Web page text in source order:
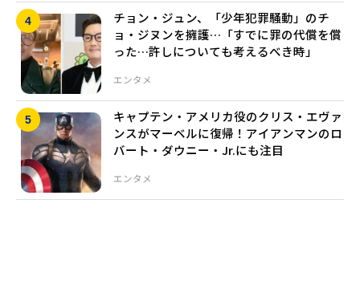
エンタメ
チョン・ジュン、「少年犯罪騒動」のチ
ョ・ジヌンを擁護…「すでに罪の代償を償
った…許しについても考えるべき時」
エンタメ
キャプテン・アメリカ役のクリス・エヴァ
ンスがマーベルに復帰！アイアンマンのロ
バート・ダウニー・Jr.にも注目